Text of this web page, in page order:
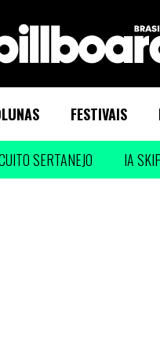
FESTIVAIS
SERTANEJO IA